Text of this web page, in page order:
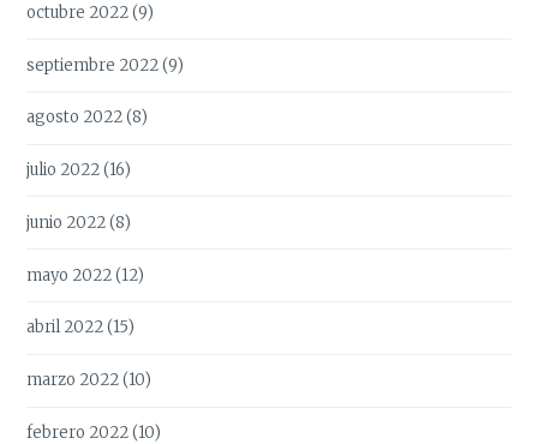
octubre 2022(9)
septiembre 2022(9)
agosto 2022(8)
julio 2022(16)
junio 2022(8)
mayo 2022(12)
abril 2022(15)
marzo 2022(10)
febrero 2022(10)